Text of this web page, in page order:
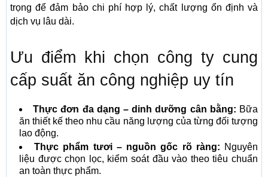
trọng để đảm bảo chi phí hợp lý, chất lượng ổn định và
dịch vụ lâu dài.
Ưu điểm khi chọn công ty cung
cấp suất ăn công nghiệp uy tín
Thực đơn đa dạng – dinh dưỡng cân bằng: Bữa
ăn thiết kế theo nhu cầu năng lượng của từng đối tượng
lao động.
Thực phẩm tươi – nguồn gốc rõ ràng: Nguyên
liệu được chọn lọc, kiểm soát đầu vào theo tiêu chuẩn
an toàn thực phẩm.